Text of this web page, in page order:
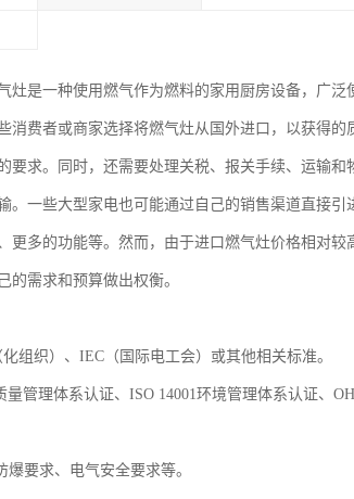
是一种使用燃气作为燃料的家用厨房设备，广泛
费者或商家选择将燃气灶从国外进口，以获得的
求。同时，还需要处理关税、报关手续、运输和
一些大型家电也可能通过自己的销售渠道直接引
多的功能等。然而，由于进口燃气灶价格相对较
的需求和预算做出权衡。
组织）、IEC（国际电工会）或其他相关标准。
管理体系认证、ISO 14001环境管理体系认证、
要求、电气安全要求等。